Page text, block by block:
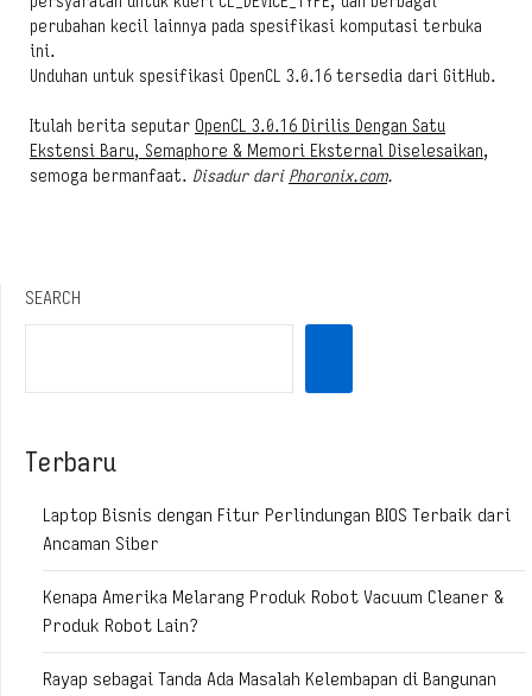
perubahan kecil lainnya pada spesifikasi komputasi terbuka
ini.
Unduhan untuk spesifikasi OpenCL 3.0.16 tersedia dari GitHub.
Itulah berita seputar OpenCL 3.0.16 Dirilis Dengan Satu
Ekstensi Baru, Semaphore & Memori Eksternal Diselesaikan,
semoga bermanfaat. Disadur dari Phoronix.com.
SEARCH
Terbaru
Laptop Bisnis dengan Fitur Perlindungan BIOS Terbaik dari
Ancaman Siber
Kenapa Amerika Melarang Produk Robot Vacuum Cleaner &
Produk Robot Lain?
Rayap sebagai Tanda Ada Masalah Kelembapan di Bangunan